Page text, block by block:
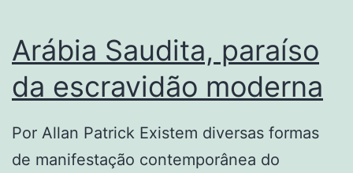
Arábia Saudita, paraíso
da escravidão moderna
Por Allan Patrick Existem diversas formas
de manifestação contemporânea do